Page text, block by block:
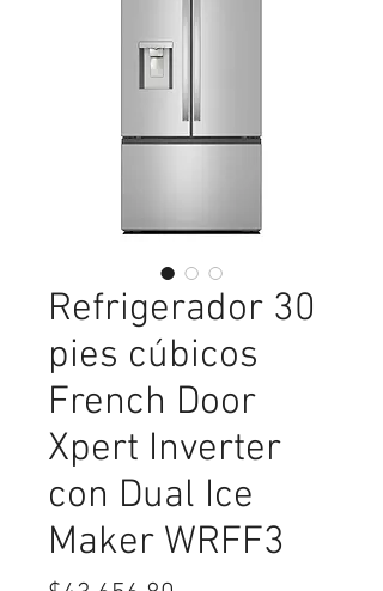
Refrigerador 30
pies cúbicos
French Door
Xpert Inverter
con Dual Ice
Maker WRFF3